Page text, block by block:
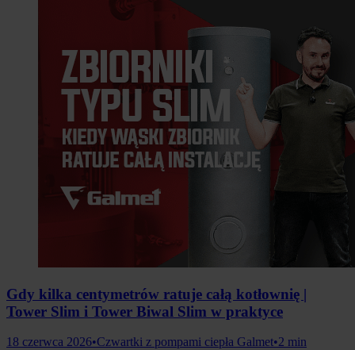
Gdy kilka centymetrów ratuje całą kotłownię |
Tower Slim i Tower Biwal Slim w praktyce
18 czerwca 2026•Czwartki z pompami ciepła Galmet•2 min